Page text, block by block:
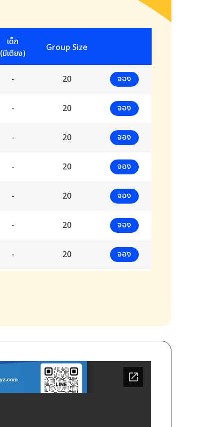
เด็ก
(มีเตียง)
Group Size
- 20 จอง
- 20 จอง
- 20 จอง
- 20 จอง
- 20 จอง
- 20 จอง
- 20 จอง